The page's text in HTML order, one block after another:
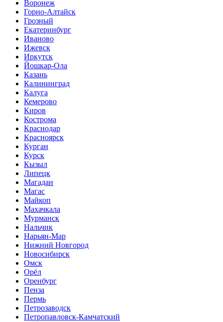
Воронеж
Горно-Алтайск
Грозный
Екатеринбург
Иваново
Ижевск
Иркутск
Йошкар-Ола
Казань
Калининград
Калуга
Кемерово
Киров
Кострома
Краснодар
Красноярск
Курган
Курск
Кызыл
Липецк
Магадан
Магас
Майкоп
Махачкала
Мурманск
Нальчик
Нарьян-Мар
Нижний Новгород
Новосибирск
Омск
Орёл
Оренбург
Пенза
Пермь
Петрозаводск
Петропавловск-Камчатский